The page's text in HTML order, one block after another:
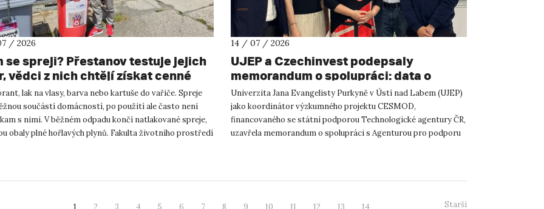
/ 2026
se spreji? Přestanov testuje jejich
vědci z nich chtějí získat cenné
lak na vlasy, barva nebo kartuše do vařiče. Spreje
součástí domácností, po použití ale často není
s nimi. V běžném odpadu končí natlakované spreje,
obaly plné hořlavých plynů. Fakulta životního prostředí
14 / 07 / 2026
UJEP a Czechinvest podepsaly
memorandum o spolupráci: data o
podnikatelském prostředí posílí
výzkum CESMOD
Univerzita Jana Evangelisty Purkyně v Ústí nad Labem (UJEP)
jako koordinátor výzkumného projektu CESMOD,
financovaného se státní podporou Technologické agentury ČR,
uzavřela memorandum o spolupráci s Agenturou pro podporu
1 2 3 4 5 6 7 8 9 10 11 12 13 14 Starší